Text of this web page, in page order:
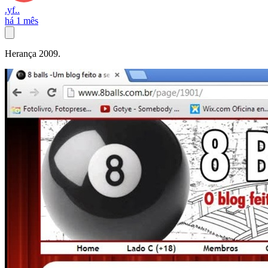
.yf..
há 1 mês
Herança 2009.